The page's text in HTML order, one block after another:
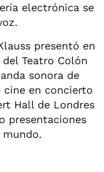
electrónica se
presentó en
Teatro Colón
sonora de
cine en concierto
Hall de Londres
presentaciones